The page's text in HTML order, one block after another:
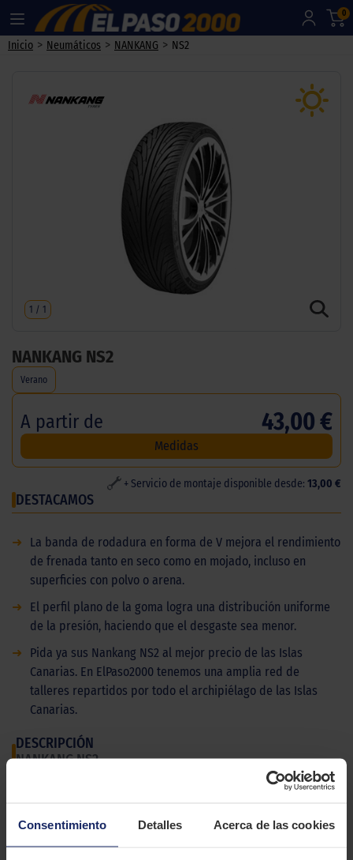
Consentimiento Detalles Acerca de las cookies
0
Inicio > Neumáticos > NANKANG > NS2
1 / 1
NANKANG NS2
Verano
A partir de 43,00 €
Medidas
+ Servicio de montaje disponible desde: 13,00 €
DESTACAMOS
➜
La banda de rodadura en forma de V mejora el rendimiento
de frenada tanto en seco como en mojado, incluso en
superficies con polvo o arena.
➜
El perfil plano de la goma logra una distribución uniforme
de la presión, haciendo que el desgaste sea menor.
➜
Pida ya sus Nankang NS2 al mejor precio de las Islas
Canarias. En ElPaso2000 tenemos una amplia red de
talleres repartidos por todo el archipiélago de las Islas
Canarias.
DESCRIPCIÓN
NANKANG NS2
de alto rendimiento capaz de circular en cualquier condición